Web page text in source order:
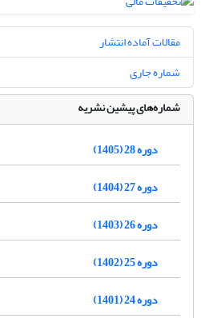
مقالات آماده انتشار
شماره جاری
شماره‌های پیشین نشریه
دوره 28 (1405)
دوره 27 (1404)
دوره 26 (1403)
دوره 25 (1402)
دوره 24 (1401)